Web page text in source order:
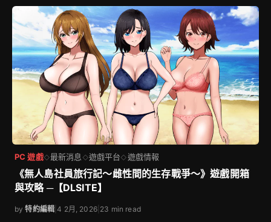
PC 遊戲◇最新消息 ◇遊戲平台◇遊戲情報
《無人島社員旅行記～雌性間的生存戰爭～》遊戲開箱
與攻略 ─【DLSITE】
by特約編輯 |4 2月, 2026| 23 min read